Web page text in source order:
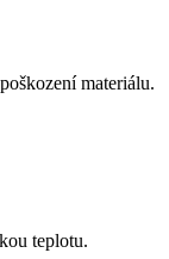
materiálu.
teplotu.